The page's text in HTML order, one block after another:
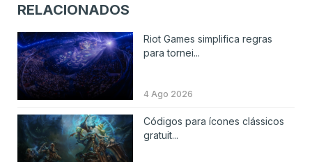
RELACIONADOS
Riot Games simplifica regras
para tornei...
4 Ago 2026
Códigos para ícones clássicos
gratuit...